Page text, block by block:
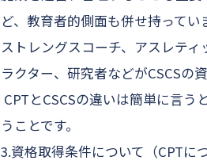
ど、教育者的側面も併せ持ってい
ストレングスコーチ、アスレテ
ラクター、研究者などがCSCSの
CPTとCSCSの違いは簡単に言う
うことです。
3.資格取得条件について（CPTにつ